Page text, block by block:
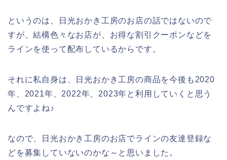
というのは、日光おかき工房のお店の話ではないので
すが、結構色々なお店が、お得な割引クーポンなどを
ラインを使って配布しているからです。
それに私自身は、日光おかき工房の商品を今後も2020
年、2021年、2022年、2023年と利用していくと思う
んですよね♪
なので、日光おかき工房のお店でラインの友達登録な
どを募集していないのかな～と思いました。